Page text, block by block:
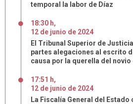
temporal la labor de Díaz
18:30 h,
12 de junio de 2024
El Tribunal Superior de
partes alegaciones al escrito
causa por la querella del novio
17:51 h,
12 de junio de 2024
La Fiscalía General del Estado